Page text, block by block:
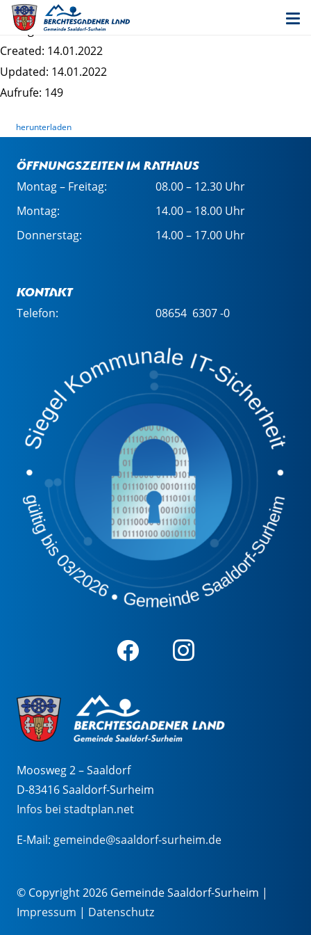
LfL_Logo
Dateigrösse: 46.94 KB
Created: 14.01.2022
Updated: 14.01.2022
Aufrufe: 149
herunterladen
Öffnungszeiten im Rathaus
Montag – Freitag:
08.00 – 12.30 Uhr
Montag:
14.00 – 18.00 Uhr
Donnerstag:
14.00 – 17.00 Uhr
Kontakt
Telefon: 08654 6307 -0
Moosweg 2 – Saaldorf
D-83416 Saaldorf-Surheim
Infos bei stadtplan.net
E-Mail: gemeinde@saaldorf-surheim.de
© Copyright 2026 Gemeinde Saaldorf-Surheim |
Impressum | Datenschutz